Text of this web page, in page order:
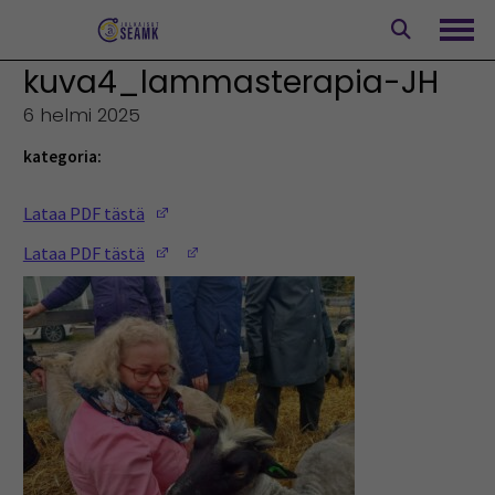
kuva4_lammasterapia-JH
6 helmi 2025
kategoria:
Lataa PDF tästä
Lataa PDF tästä
(Opens in a new window)